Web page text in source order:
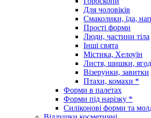
Для чоловіків
Смаколики, їда,
Прості форми
Люди, частини тіла
Інші свята
Містика, Хелоуїн
Листя, шишки,
Візерунки, завитки
Птахи, комахи *
Форми в палетах
Форми під нарізку *
Силіконові форми та